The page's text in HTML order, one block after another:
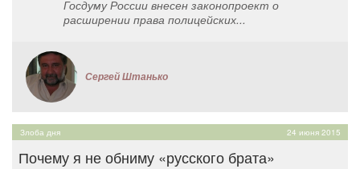
Госдуму России внесен законопроект о
расширении права полицейских...
Сергей Штанько
Злоба дня 24 июня 2015
Почему я не обниму «русского брата»